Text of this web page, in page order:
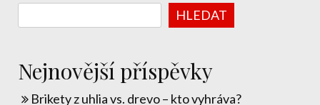
HLEDAT
Nejnovější příspěvky
Brikety z uhlia vs. drevo – kto vyhráva?